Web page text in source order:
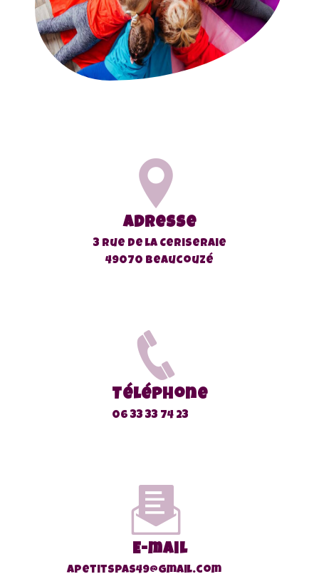
Adresse
3 rue de la Ceriseraie
49070 Beaucouzé
Téléphone
06 33 33 74 23
E-mail
apetitspas49@gmail.com